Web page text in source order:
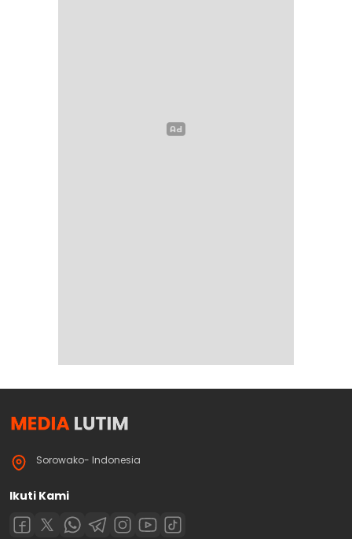
Sorowako- Indonesia
Ikuti Kami